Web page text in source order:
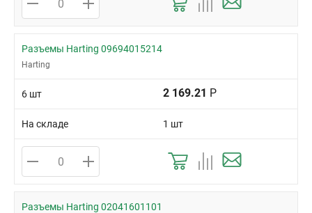
Разъемы Harting 09694015214
Harting
6 шт 2 169.21 Р
На складе 1 шт
Разъемы Harting 02041601101